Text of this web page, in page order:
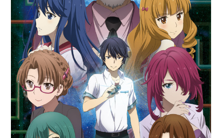
今期アニメ曜日別一覧
春アニメ 夏アニメ
秋アニメ 冬アニメ
男性声優/女性声優一覧
FOLLOW US